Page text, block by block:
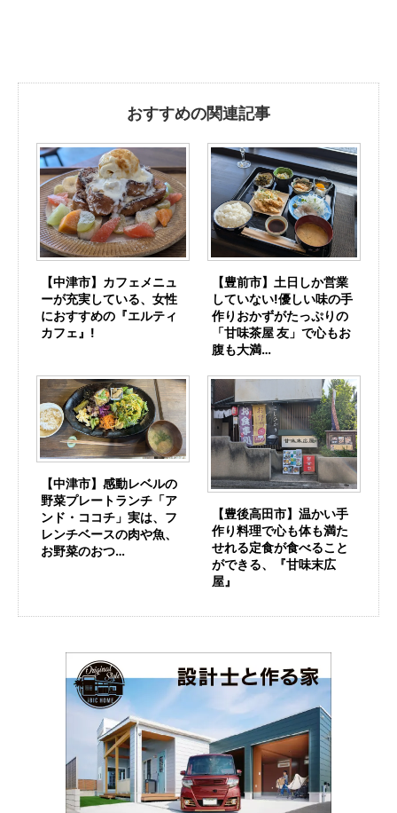
おすすめの関連記事
【中津市】カフェメニュ
ーが充実している、女性
におすすめの『エルティ
カフェ』!
【豊前市】土日しか営業
していない!優しい味の手
作りおかずがたっぷりの
「甘味茶屋 友」で心もお
腹も大満…
【中津市】感動レベルの
野菜プレートランチ「ア
ンド・ココチ」実は、フ
レンチベースの肉や魚、
お野菜のおつ…
【豊後高田市】温かい手
作り料理で心も体も満た
せれる定食が食べること
ができる、『甘味末広
屋』